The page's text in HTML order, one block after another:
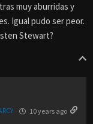
muy aburridas y
Igual pudo ser peor.
Stewart?
10 years ago